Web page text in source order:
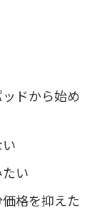
ドから始め
い
格を抑えた